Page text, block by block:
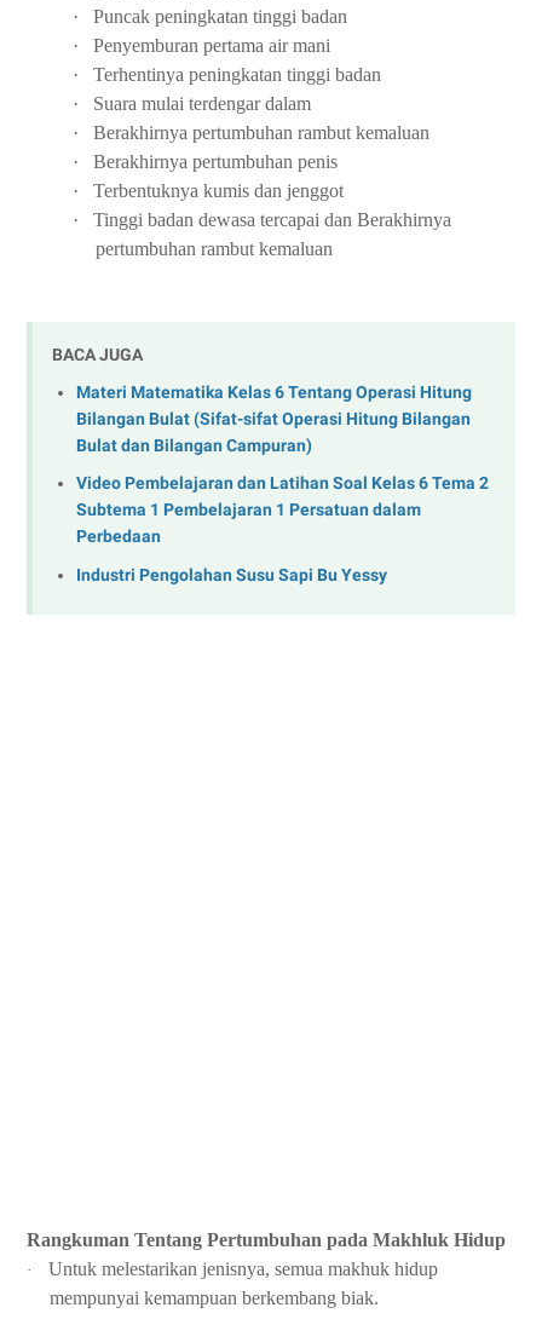
·
Puncak peningkatan tinggi badan
·
Penyemburan pertama air mani
·
Terhentinya peningkatan tinggi badan
·
Suara mulai terdengar dalam
·
Berakhirnya pertumbuhan rambut kemaluan
·
Berakhirnya pertumbuhan penis
·
Terbentuknya kumis dan jenggot
·
Tinggi badan dewasa tercapai dan Berakhirnya
pertumbuhan rambut kemaluan
BACA JUGA
Materi Matematika Kelas 6 Tentang Operasi Hitung
Bilangan Bulat (Sifat-sifat Operasi Hitung Bilangan
Bulat dan Bilangan Campuran)
Video Pembelajaran dan Latihan Soal Kelas 6 Tema 2
Subtema 1 Pembelajaran 1 Persatuan dalam
Perbedaan
Industri Pengolahan Susu Sapi Bu Yessy
Rangkuman Tentang Pertumbuhan pada Makhluk Hidup
·
Untuk melestarikan jenisnya, semua makhuk hidup
mempunyai kemampuan berkembang biak.